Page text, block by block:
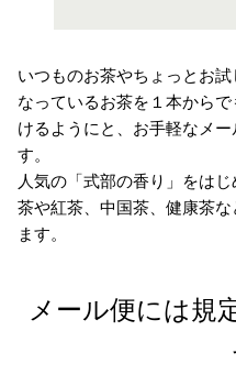
いつものお茶やちょっとお
なっているお茶を１本から
けるようにと、お手軽なメ
す。
人気の「式部の香り」をは
茶や紅茶、中国茶、健康茶
ます。
メール便には規